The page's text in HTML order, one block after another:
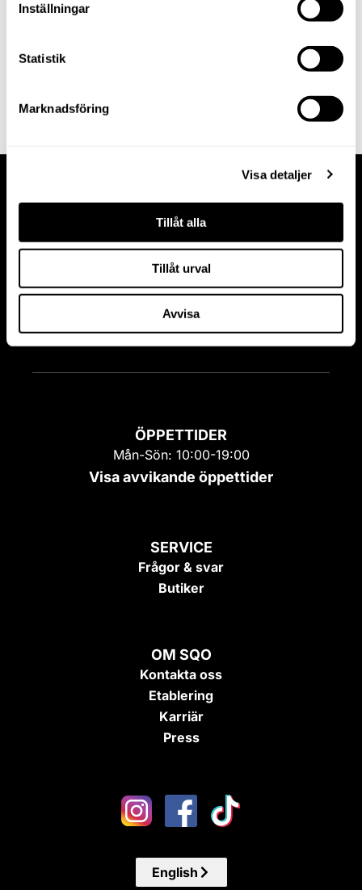
Inställningar
Statistik
Marknadsföring
Visa detaljer
Tillåt alla
Tillåt urval
Avvisa
godkänna vår
E-
ÖPPETTIDER
Mån-Sön: 10:00-19:00
Visa avvikande öppettider
SERVICE
Frågor & svar
Butiker
OM SQO
Kontakta oss
Etablering
Karriär
Press
English